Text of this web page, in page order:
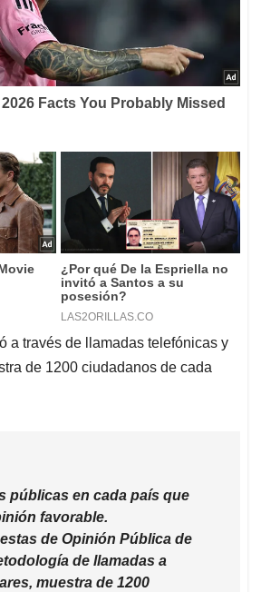
a través de llamadas telefónicas y
de 1200 ciudadanos de cada
públicas en cada país que
favorable.
de Opinión Pública de
de llamadas a
muestra de 1200